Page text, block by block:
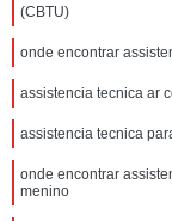
(CBTU)
onde encontrar
assistencia tecnica ar
assistencia tecnica
onde encontrar
menino